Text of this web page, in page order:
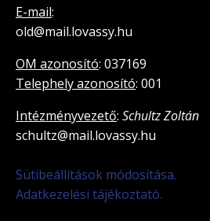
E-mail:
old@mail.lovassy.hu
OM azonosító: 037169
Telephely azonosító: 001
Intézményvezető: Schultz Zoltán
schultz@mail.lovassy.hu
Sütibeállítások módosítása.
Adatkezelési tájékoztató.